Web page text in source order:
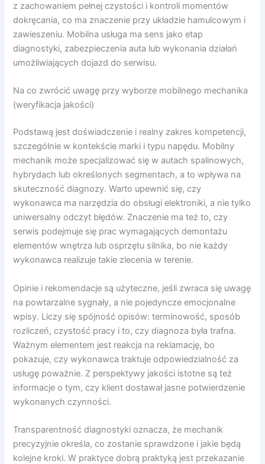
z zachowaniem pełnej czystości i kontroli momentów
dokręcania, co ma znaczenie przy układzie hamulcowym i
zawieszeniu. Mobilna usługa ma sens jako etap
diagnostyki, zabezpieczenia auta lub wykonania działań
umożliwiających dojazd do serwisu.
Na co zwrócić uwagę przy wyborze mobilnego mechanika
(weryfikacja jakości)
Podstawą jest doświadczenie i realny zakres kompetencji,
szczególnie w kontekście marki i typu napędu. Mobilny
mechanik może specjalizować się w autach spalinowych,
hybrydach lub określonych segmentach, a to wpływa na
skuteczność diagnozy. Warto upewnić się, czy
wykonawca ma narzędzia do obsługi elektroniki, a nie tylko
uniwersalny odczyt błędów. Znaczenie ma też to, czy
serwis podejmuje się prac wymagających demontażu
elementów wnętrza lub osprzętu silnika, bo nie każdy
wykonawca realizuje takie zlecenia w terenie.
Opinie i rekomendacje są użyteczne, jeśli zwraca się uwagę
na powtarzalne sygnały, a nie pojedyncze emocjonalne
wpisy. Liczy się spójność opisów: terminowość, sposób
rozliczeń, czystość pracy i to, czy diagnoza była trafna.
Ważnym elementem jest reakcja na reklamację, bo
pokazuje, czy wykonawca traktuje odpowiedzialność za
usługę poważnie. Z perspektywy jakości istotne są też
informacje o tym, czy klient dostawał jasne potwierdzenie
wykonanych czynności.
Transparentność diagnostyki oznacza, że mechanik
precyzyjnie określa, co zostanie sprawdzone i jakie będą
kolejne kroki. W praktyce dobrą praktyką jest przekazanie